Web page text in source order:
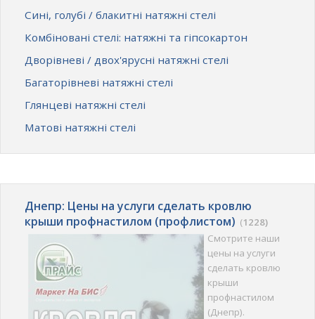
Сині, голубі / блакитні натяжні стелі
Комбіновані стелі: натяжні та гіпсокартон
Дворівневі / двох'ярусні натяжні стелі
Багаторівневі натяжні стелі
Глянцеві натяжні стелі
Матові натяжні стелі
Днепр: Цены на услуги сделать кровлю
крыши профнастилом (профлистом) (1228)
Смотрите наши
цены на услуги
сделать кровлю
крыши
профнастилом
(Днепр).